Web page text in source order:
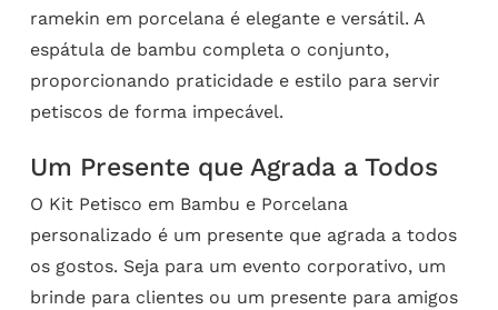
ramekin em porcelana é elegante e versátil. A
espátula de bambu completa o conjunto,
proporcionando praticidade e estilo para servir
petiscos de forma impecável.
Um Presente que Agrada a Todos
O Kit Petisco em Bambu e Porcelana
personalizado é um presente que agrada a todos
os gostos. Seja para um evento corporativo, um
brinde para clientes ou um presente para amigos